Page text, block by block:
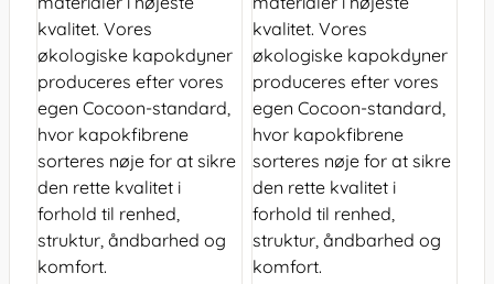
kvalitet. Vores
økologiske kapokdyner
produceres efter vores
egen Cocoon-standard,
hvor kapokfibrene
sorteres nøje for at sikre
den rette kvalitet i
forhold til renhed,
struktur, åndbarhed og
komfort.
kvalitet. Vores
økologiske kapokdyner
produceres efter vores
egen Cocoon-standard,
hvor kapokfibrene
sorteres nøje for at sikre
den rette kvalitet i
forhold til renhed,
struktur, åndbarhed og
komfort.